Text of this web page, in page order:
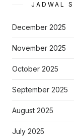
JADWAL
December 2025
November 2025
October 2025
September 2025
August 2025
July 2025